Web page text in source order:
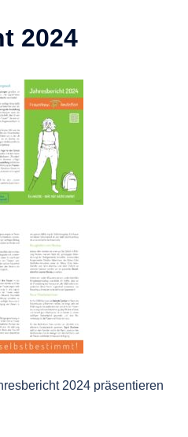
2024
2024 präsentieren